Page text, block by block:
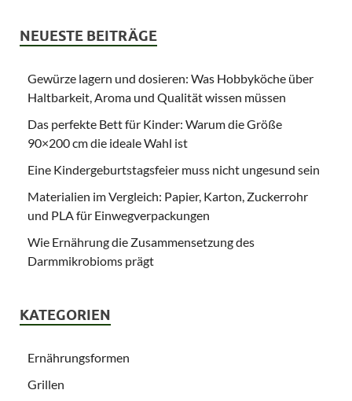
NEUESTE BEITRÄGE
Gewürze lagern und dosieren: Was Hobbyköche über
Haltbarkeit, Aroma und Qualität wissen müssen
Das perfekte Bett für Kinder: Warum die Größe
90×200 cm die ideale Wahl ist
Eine Kindergeburtstagsfeier muss nicht ungesund sein
Materialien im Vergleich: Papier, Karton, Zuckerrohr
und PLA für Einwegverpackungen
Wie Ernährung die Zusammensetzung des
Darmmikrobioms prägt
KATEGORIEN
Ernährungsformen
Grillen